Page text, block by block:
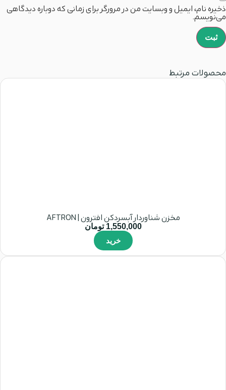
ذخیره نام، ایمیل و وبسایت من در مرورگر برای زمانی که دوباره دیدگاهی
می‌نویسم.
محصولات مرتبط
مخزن شناوردار آبسردکن افترون | AFTRON
1,550,000 تومان
خرید